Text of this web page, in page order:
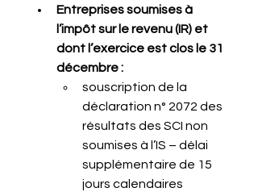
Entreprises soumises à
l’impôt sur le revenu (IR) et
dont l’exercice est clos le 31
décembre :
souscription de la
déclaration n° 2072 des
résultats des SCI non
soumises à l’IS – délai
supplémentaire de 15
jours calendaires